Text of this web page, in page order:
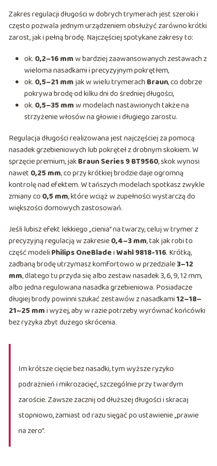
Zakres regulacji długości w dobrych trymerach jest szeroki i
często pozwala jednym urządzeniem obsłużyć zarówno krótki
zarost, jak i pełną brodę. Najczęściej spotykane zakresy to:
ok. 0,2–16 mmw bardziej zaawansowanych zestawach z
wieloma nasadkami i precyzyjnym pokrętłem,
ok. 0,5–21 mmjak w wielu trymerachBraun, co dobrze
pokrywa brodę od kilku dni do średniej długości,
ok. 0,5–35 mmw modelach nastawionych także na
strzyżenie włosów na głowie i długiego zarostu.
Regulacja długości realizowana jest najczęściej za pomocą
nasadek grzebieniowych lub pokręteł z drobnym skokiem. W
sprzęcie premium, jakBraun Series 9 BT9560, skok wynosi
nawet 0,25 mm, co przy krótkiej brodzie daje ogromną
kontrolę nad efektem. W tańszych modelach spotkasz zwykle
zmiany co 0,5 mm, które wciąż w zupełności wystarczą do
większości domowych zastosowań.
Jeśli lubisz efekt lekkiego „cienia” na twarzy, celuj w trymer z
precyzyjną regulacją w zakresie0,4–3 mm, tak jak robi to
część modeli Philips OneBladeiWahl 9818-116. Krótką,
zadbaną brodę utrzymasz komfortowo w przedziale3–12
mm, dlatego tu przyda się albo zestaw nasadek 3, 6, 9, 12 mm,
albo jedna regulowana nasadka grzebieniowa. Posiadacze
długiej brody powinni szukać zestawów z nasadkami12–18–
21–25 mmi wyżej, aby w razie potrzeby wyrównać końcówki
bez ryzyka zbyt dużego skrócenia.
Im krótsze cięcie bez nasadki, tym wyższe ryzyko
podrażnień i mikrozacięć, szczególnie przy twardym
zaroście. Zawsze zacznij od dłuższej długości i skracaj
stopniowo, zamiast od razu sięgać po ustawienie „prawie
na zero”.